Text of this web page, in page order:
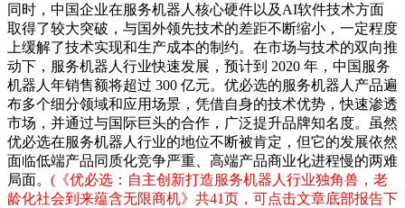
同时，中国企业在服务机器人核心硬件以及AI软件技术方面
取得了较大突破，与国外领先技术的差距不断缩小，一定程度
上缓解了技术实现和生产成本的制约。在市场与技术的双向推
动下，服务机器人行业快速发展，预计到 2020 年，中国服务
机器人年销售额将超过 300 亿元。优必选的服务机器人产品遍
布多个细分领域和应用场景，凭借自身的技术优势，快速渗透
市场，并通过与国际巨头的合作，广泛提升品牌知名度。虽然
优必选在服务机器人行业的地位不断被肯定，但它的发展依然
面临低端产品同质化竞争严重、高端产品商业化进程慢的两难
局面。 (《优必选：自主创新打造服务机器人行业独角兽，老
龄化社会到来蕴含无限商机》共41页，可点击文章底部报告下